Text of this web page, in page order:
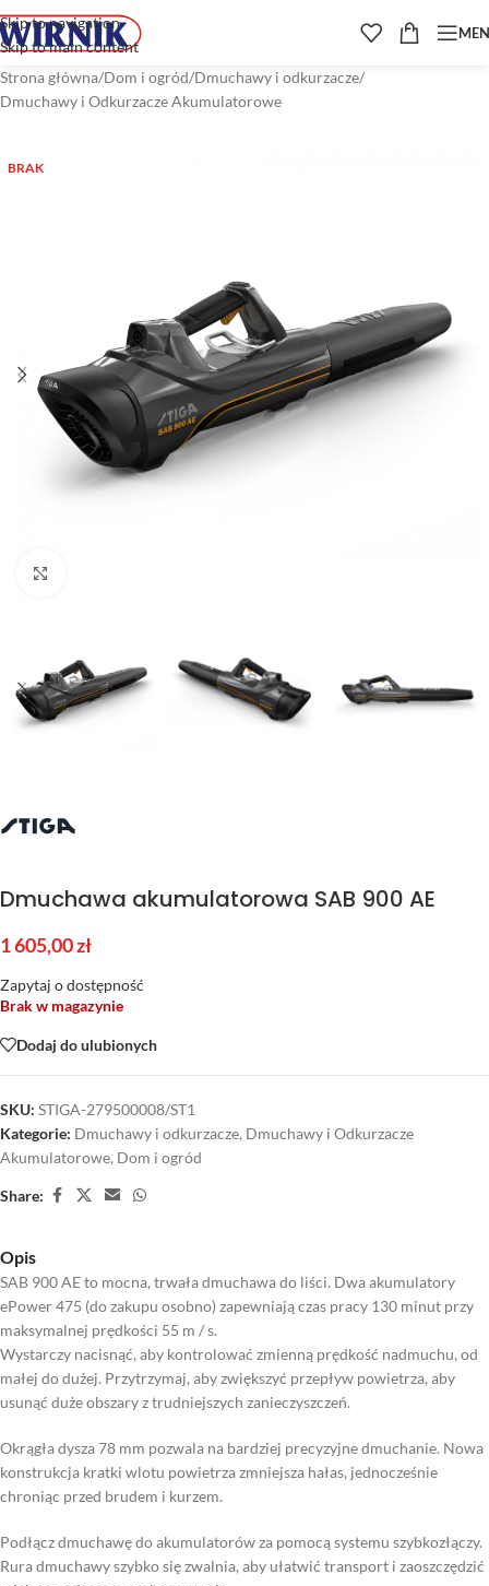
Skip to navigation
Skip to main content
Strona główna/Dom i ogród/Dmuchawy i odkurzacze/
Dmuchawy i Odkurzacze Akumulatorowe
BRAK
Dmuchawa akumulatorowa SAB 900 AE
1 605,00zł
Zapytaj o dostępność
Brak w magazynie
Dodaj do ulubionych
SKU: STIGA-279500008/ST1
Kategorie: Dmuchawy i odkurzacze, Dmuchawy i Odkurzacze
Akumulatorowe, Dom i ogród
Share:
Opis
SAB 900 AE to mocna, trwała dmuchawa do liści. Dwa akumulatory
ePower 475 (do zakupu osobno) zapewniają czas pracy 130 minut przy
maksymalnej prędkości 55 m / s.
Wystarczy nacisnąć, aby kontrolować zmienną prędkość nadmuchu, od
małej do dużej. Przytrzymaj, aby zwiększyć przepływ powietrza, aby
usunąć duże obszary z trudniejszych zanieczyszczeń.
Okrągła dysza 78 mm pozwala na bardziej precyzyjne dmuchanie. Nowa
konstrukcja kratki wlotu powietrza zmniejsza hałas, jednocześnie
chroniąc przed brudem i kurzem.
Podłącz dmuchawę do akumulatorów za pomocą systemu szybkozłączy.
Rura dmuchawy szybko się zwalnia, aby ułatwić transport i zaoszczędzić